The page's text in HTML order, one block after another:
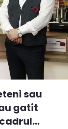
sau
gatit